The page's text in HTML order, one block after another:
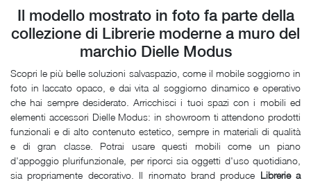
Il modello mostrato in foto fa parte della
collezione di Librerie moderne a muro del
marchio Dielle Modus
Scopri le più belle soluzioni salvaspazio, come il mobile soggiorno in
foto in laccato opaco, e dai vita al soggiorno dinamico e operativo
che hai sempre desiderato. Arricchisci i tuoi spazi con i mobili ed
elementi accessori Dielle Modus: in showroom ti attendono prodotti
funzionali e di alto contenuto estetico, sempre in materiali di qualità
e di gran classe. Potrai usare questi mobili come un piano
d'appoggio plurifunzionale, per riporci sia oggetti d'uso quotidiano,
sia propriamente decorativo. Il rinomato brand produce Librerie a